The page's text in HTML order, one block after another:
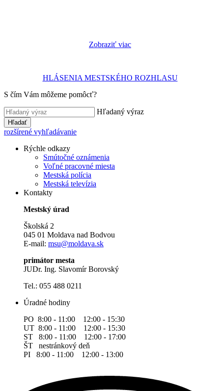
Zobraziť viac
HLÁSENIA MESTSKÉHO ROZHLASU
S čím Vám môžeme pomôcť?
Hľadaný výraz
Hľadať
rozšírené vyhľadávanie
Rýchle odkazy
Smútočné oznámenia
Voľné pracovné miesta
Mestská polícia
Mestská televízia
Kontakty
Mestský úrad
Školská 2
045 01 Moldava nad Bodvou
E-mail: msu@moldava.sk
primátor mesta
JUDr. Ing. Slavomír Borovský
Tel.: 055 488 0211
Úradné hodiny
PO 8:00 - 11:00 12:00 - 15:30
UT 8:00 - 11:00 12:00 - 15:30
ST 8:00 - 11:00 12:00 - 17:00
ŠT nestránkový deň
PI 8:00 - 11:00 12:00 - 13:00